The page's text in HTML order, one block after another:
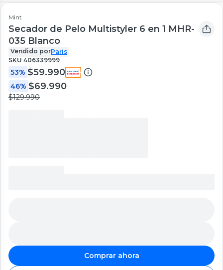
Mint
Secador de Pelo Multistyler 6 en 1 MHR-
035 Blanco
Vendido porParis
SKU 406339999
53% $59.990
46% $69.990
$129.990
Comprar ahora